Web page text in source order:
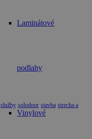
Laminátové
podlahy
Vinylové
služby solodoor stavba strecha a